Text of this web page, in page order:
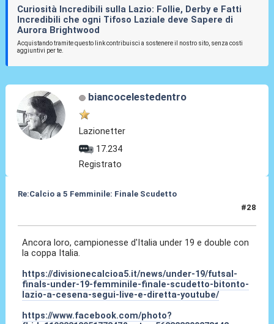
Curiosità Incredibili sulla Lazio: Follie, Derby e Fatti
Incredibili che ogni Tifoso Laziale deve Sapere di
Aurora Brightwood
Acquistando tramite questo link contribuisci a sostenere il nostro sito, senza costi
aggiuntivi per te.
biancocelestedentro
Lazionetter
17.234
Registrato
Re:Calcio a 5 Femminile: Finale Scudetto
#28
Ancora loro, campionesse d'Italia under 19 e double con
la coppa Italia.
https://divisionecalcioa5.it/news/under-19/futsal-
finals-under-19-femminile-finale-scudetto-bitonto-
lazio-a-cesena-segui-live-e-diretta-youtube/
https://www.facebook.com/photo?